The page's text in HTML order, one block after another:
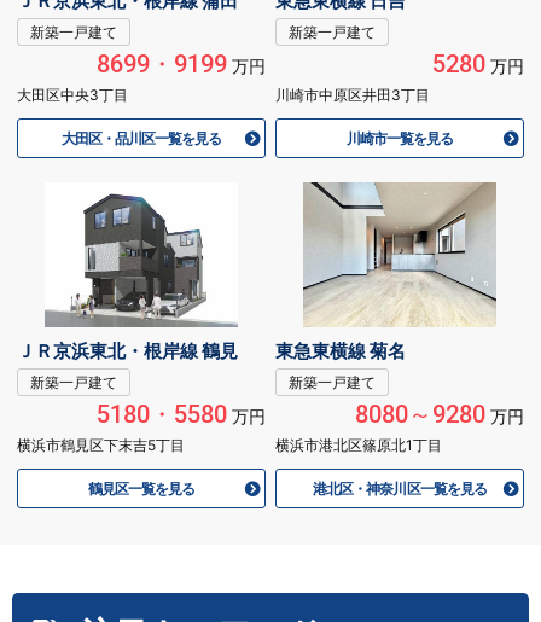
新築一戸建て
8699・9199万円
大田区中央3丁目
大田区・品川区一覧を見る
新築一戸建て
5280万円
川崎市中原区井田3丁目
川崎市一覧を見る
ＪＲ京浜東北・根岸線 鶴見
新築一戸建て
5180・5580万円
横浜市鶴見区下末吉5丁目
鶴見区一覧を見る
東急東横線 菊名
新築一戸建て
8080～9280万円
横浜市港北区篠原北1丁目
港北区・神奈川区一覧を見る